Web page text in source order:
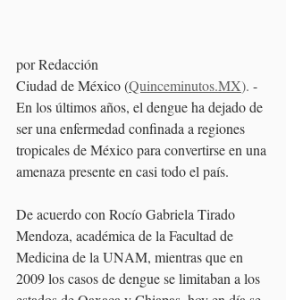
por Redacción
Ciudad de México (Quinceminutos.MX). -
En los últimos años, el dengue ha dejado de
ser una enfermedad confinada a regiones
tropicales de México para convertirse en una
amenaza presente en casi todo el país.
De acuerdo con Rocío Gabriela Tirado
Mendoza, académica de la Facultad de
Medicina de la UNAM, mientras que en
2009 los casos de dengue se limitaban a los